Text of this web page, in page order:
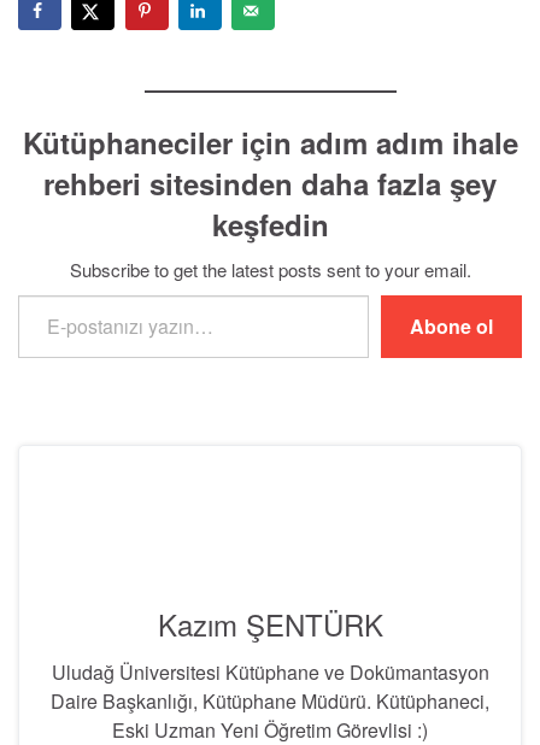
Kütüphaneciler için adım adım ihale
rehberi sitesinden daha fazla şey
keşfedin
Subscribe to get the latest posts sent to your email.
E-postanızı yazın…
Abone ol
Kazım ŞENTÜRK
Uludağ Üniversitesi Kütüphane ve Dokümantasyon
Daire Başkanlığı, Kütüphane Müdürü. Kütüphaneci,
Eski Uzman Yeni Öğretim Görevlisi :)